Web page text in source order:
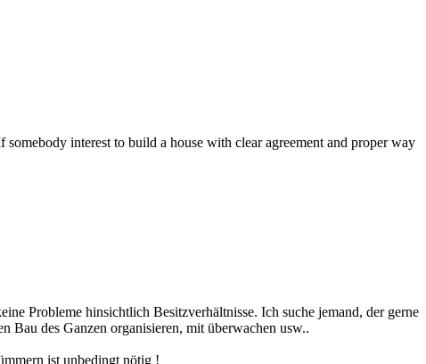
interest to build a house with clear agreement and proper way
Probleme hinsichtlich Besitzverhältnisse. Ich suche jemand, der gerne
Bau des Ganzen organisieren, mit überwachen usw..
ist unbedingt nötig !